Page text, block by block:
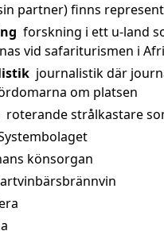
partner) finns
forskning i ett u-land
vid safariturismen i
journalistik där
om platsen
roterande strålkastare
könsorgan